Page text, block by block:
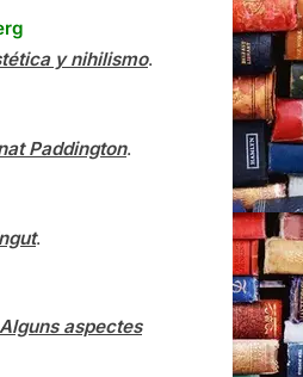
y nihilismo.
Paddington.
.
aspectes